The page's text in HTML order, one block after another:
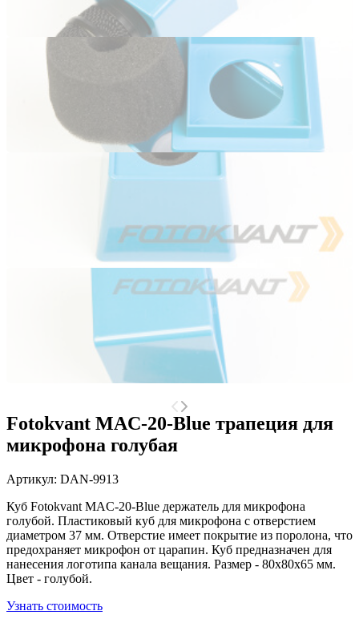
Fotokvant MAC-20-Blue трапеция для
микрофона голубая
Артикул: DAN-9913
Куб Fotokvant MAC-20-Blue держатель для микрофона
голубой. Пластиковый куб для микрофона с отверстием
диаметром 37 мм. Отверстие имеет покрытие из поролона, что
предохраняет микрофон от царапин. Куб предназначен для
нанесения логотипа канала вещания. Размер - 80x80x65 мм.
Цвет - голубой.
Узнать стоимость